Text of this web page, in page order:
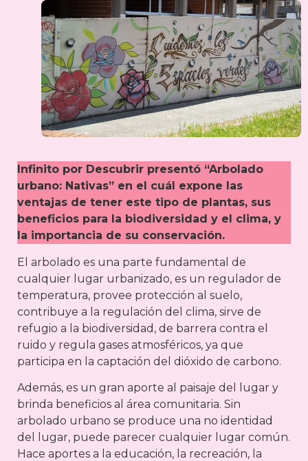
Infinito por Descubrir presentó “Arbolado
urbano: Nativas” en el cuál expone las
ventajas de tener este tipo de plantas, sus
beneficios para la biodiversidad y el clima, y
la importancia de su conservación.
El arbolado es una parte fundamental de
cualquier lugar urbanizado, es un regulador de
temperatura, provee protección al suelo,
contribuye a la regulación del clima, sirve de
refugio a la biodiversidad, de barrera contra el
ruido y regula gases atmosféricos, ya que
participa en la captación del dióxido de carbono.
Además, es un gran aporte al paisaje del lugar y
brinda beneficios al área comunitaria. Sin
arbolado urbano se produce una no identidad
del lugar, puede parecer cualquier lugar común.
Hace aportes a la educación, la recreación, la